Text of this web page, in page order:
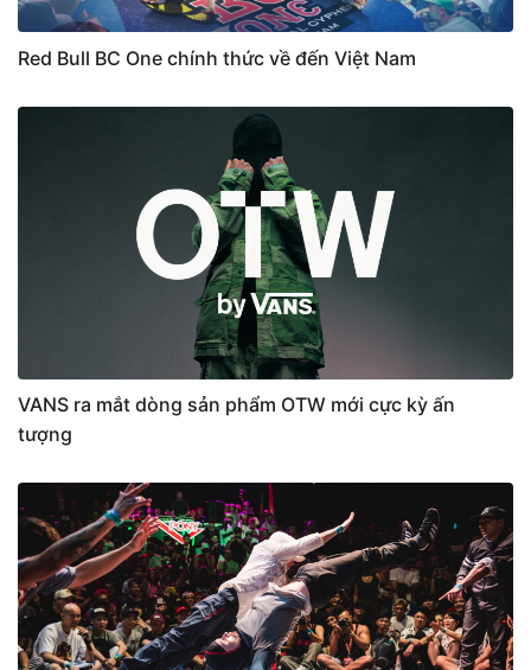
Red Bull BC One chính thức về đến Việt Nam
VANS ra mắt dòng sản phẩm OTW mới cực kỳ ấn
tượng